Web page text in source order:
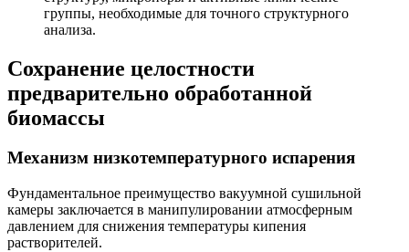
группы, необходимые для точного структурного
анализа.
Сохранение целостности
предварительно обработанной
биомассы
Механизм низкотемпературного испарения
Фундаментальное преимущество вакуумной сушильной
камеры заключается в манипулировании атмосферным
давлением для снижения температуры кипения
растворителей.